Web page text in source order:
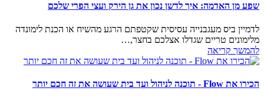
שפע מן האדמה: איך לדשן נכון את גן הירק ועצי הפרי שלכם
לדמיין ביס מעגבנייה עסיסית שקטפתם הרגע מהשיח או הכנת לימונדה
מלימונים טריים שגדלו אצלכם בחצר,…
להמשך קריאה
הכירו את Flow - תוכנה לניהול ועד בית שעושה את זה חכם יותר